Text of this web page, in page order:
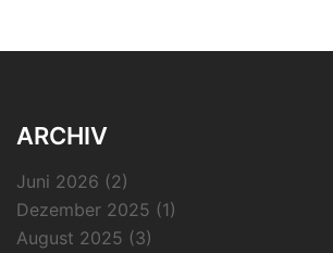
ARCHIV
Juni 2026 (2)
Dezember 2025 (1)
August 2025 (3)